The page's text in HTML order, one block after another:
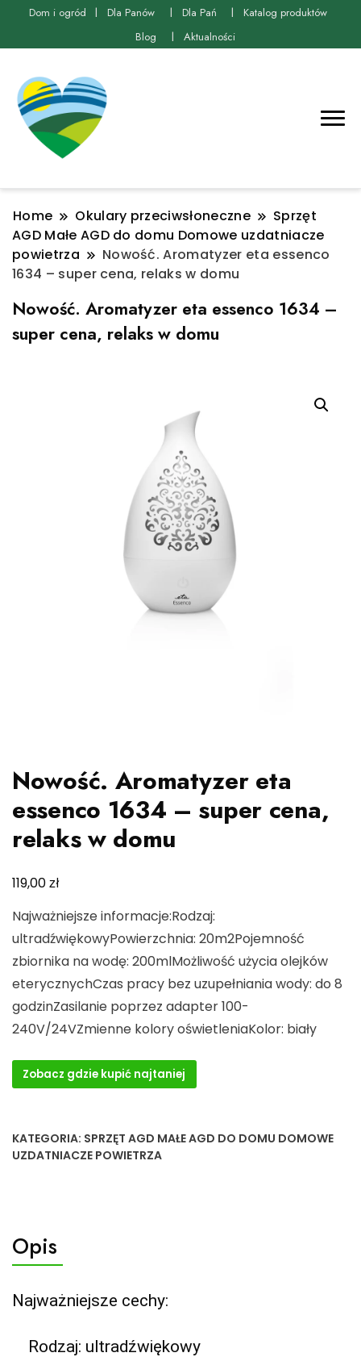
Dom i ogród Dla Panów Dla Pań
Katalog produktów
Blog
Aktualności
Home Okulary przeciwsłoneczne
Sprzęt
AGD Małe AGD do domu Domowe uzdatniacze
powietrza
Nowość. Aromatyzer eta essenco
1634 – super cena, relaks w domu
Nowość. Aromatyzer eta essenco 1634 –
super cena, relaks w domu
Nowość. Aromatyzer eta
essenco 1634 – super cena,
relaks w domu
119,00zł
Najważniejsze informacje:Rodzaj:
ultradźwiękowyPowierzchnia: 20m2Pojemność
zbiornika na wodę: 200mlMożliwość użycia olejków
eterycznychCzas pracy bez uzupełniania wody: do 8
godzinZasilanie poprzez adapter 100-
240V/24VZmienne kolory oświetleniaKolor: biały
Zobacz gdzie kupić najtaniej
KATEGORIA: SPRZĘT AGD MAŁE AGD DO DOMU DOMOWE
UZDATNIACZE POWIETRZA
Opis
Najważniejsze cechy:
Rodzaj: ultradźwiękowy